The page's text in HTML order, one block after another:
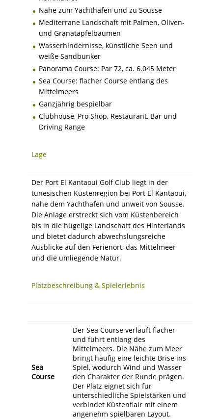
Nähe zum Yachthafen und zu Sousse
Mediterrane Landschaft mit Palmen, Oliven-
und Granatapfelbäumen
Wasserhindernisse, künstliche Seen und
weiße Sandbunker
Panorama Course: Par 72, ca. 6.045 Meter
Sea Course: flacher Course entlang des
Mittelmeers
Ganzjährig bespielbar
Clubhouse, Pro Shop, Restaurant, Bar und
Driving Range
Lage
Der Port El Kantaoui Golf Club liegt in der
tunesischen Küstenregion bei Port El Kantaoui,
nahe dem Yachthafen und unweit von Sousse.
Die Anlage erstreckt sich vom Küstenbereich
bis in die hügelige Landschaft des Hinterlands
und bietet dadurch abwechslungsreiche
Ausblicke auf den Ferienort, das Mittelmeer
und die umliegende Natur.
Platzbeschreibung & Spielerlebnis
Sea
Course
Der Sea Course verläuft flacher
und führt entlang des
Mittelmeers. Die Nähe zum Meer
bringt häufig eine leichte Brise ins
Spiel, wodurch Wind und Wasser
den Charakter der Runde prägen.
Der Platz eignet sich für
unterschiedliche Spielstärken und
verbindet Küstenflair mit einem
angenehm spielbaren Layout.